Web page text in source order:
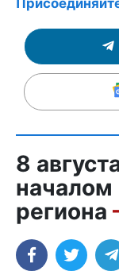
8
началом
региона